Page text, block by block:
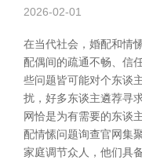
2026-02-01
在当代社会，婚配和情
配偶间的疏通不畅、信
些问题皆可能对个东谈
扰，好多东谈主遴荐寻
网恰是为有需要的东谈
配情愫问题询查官网集
家庭调节众人，他们具